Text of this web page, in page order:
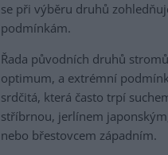
se při výběru druhů
podmínkám.
Řada původních druhů
optimum, a extrémní
srdčitá, která často trpí
stříbrnou, jerlínem
nebo břestovcem západním.